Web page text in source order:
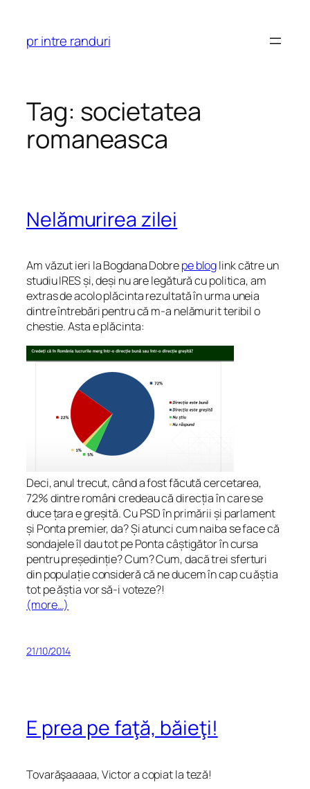
content
pr intre randuri
Tag: societatea
romaneasca
Nelămurirea zilei
Am văzut ieri la Bogdana Dobrepe bloglink către un
studiu IRES și, deși nu are legătură cu politica, am
extras de acolo plăcinta rezultată în urma uneia
dintre întrebări pentru că m-a nelămurit teribil o
chestie. Asta e plăcinta:
Deci, anul trecut, când a fost făcută cercetarea,
72% dintre români credeau că direcția în care se
duce țara e greșită. Cu PSD în primării și parlament
și Ponta premier, da? Și atunci cum naiba se face că
sondajele îl dau tot pe Ponta câștigător în cursa
pentru președinție? Cum? Cum, dacă trei sferturi
din populație consideră că ne ducem în cap cu ăștia
tot pe ăștia vor să-i voteze?!
(more…)
21/10/2014
E prea pe faţă, băieţi!
Tovarăşaaaaa, Victor a copiat la teză!